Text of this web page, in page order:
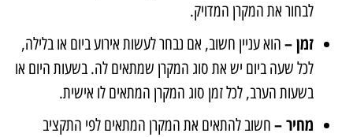
לבחור את המקרן המדויק.
זמן – הוא עניין חשוב, אם נבחר לעשות אירוע ביום או בלילה,
לכל שעה ביום יש את סוג המקרן שמתאים לה. בשעות היום או
בשעות הערב, לכל זמן סוג המקרן המתאים לו אישית.
מחיר – חשוב להתאים את המקרן המתאים לפי התקציב